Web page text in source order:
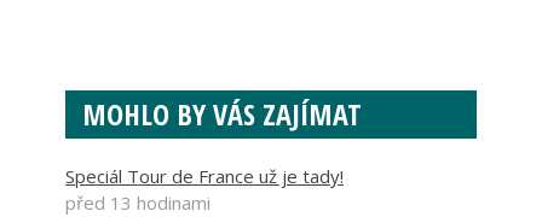
MOHLO BY VÁS ZAJÍMAT
Speciál Tour de France už je tady!
před 13 hodinami